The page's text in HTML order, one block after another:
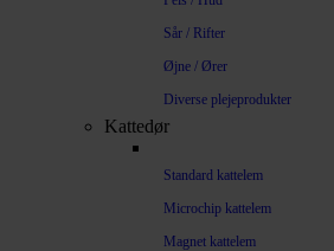
Sår / Rifter
Øjne / Ører
Diverse plejeprodukter
Kattedør
Standard kattelem
Microchip kattelem
Magnet kattelem